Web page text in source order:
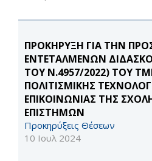
ΠΡΟΚΗΡΥΞΗ ΓΙΑ ΤΗΝ
ΕΝΤΕΤΑΛΜΕΝΩΝ
ΤΟΥ Ν.4957/2022) ΤΟΥ
ΠΟΛΙΤΙΣΜΙΚΗΣ
ΕΠΙΚΟΙΝΩΝΙΑΣ ΤΗΣ
ΕΠΙΣΤΗΜΩΝ
Προκηρύξεις Θέσεων
10 Ιουλ 2024